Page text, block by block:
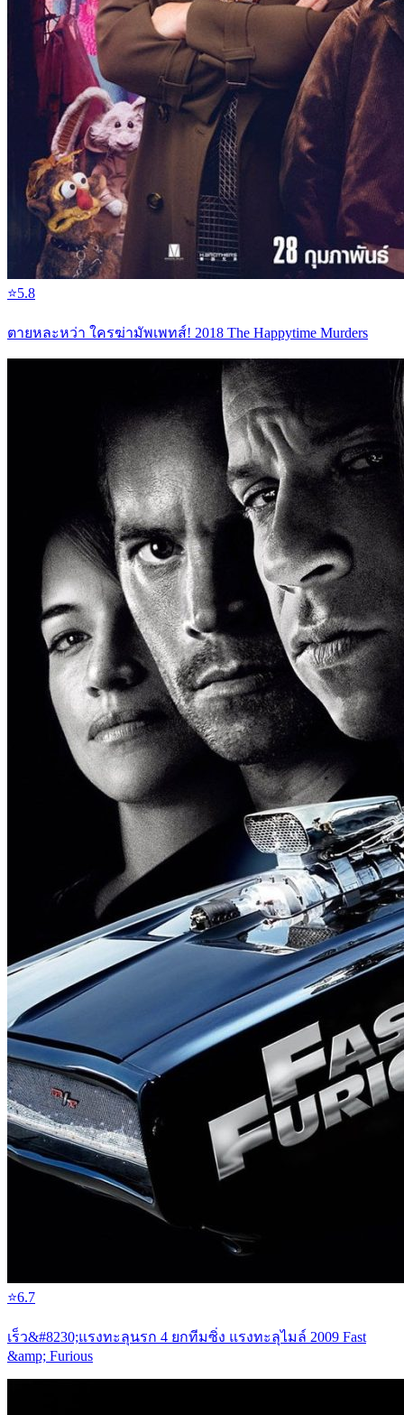
⭐5.8
ตายหละหว่า ใครฆ่ามัพเพทส์! 2018 The Happytime Murders
⭐6.7
เร็ว&#8230;แรงทะลุนรก 4 ยกทีมซิ่ง แรงทะลุไมล์ 2009 Fast
&amp; Furious